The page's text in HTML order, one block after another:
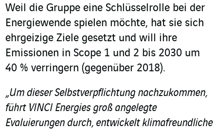
Weil die Gruppe eine Schlüsselrolle bei der
Energiewende spielen möchte, hat sie sich
ehrgeizige Ziele gesetzt und will ihre
Emissionen in Scope 1 und 2 bis 2030 um
40 % verringern (gegenüber 2018).
„Um dieser Selbstverpflichtung nachzukommen,
führt VINCI Energies groß angelegte
Evaluierungen durch, entwickelt klimafreundliche